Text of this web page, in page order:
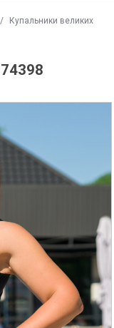
/
Купальники великих